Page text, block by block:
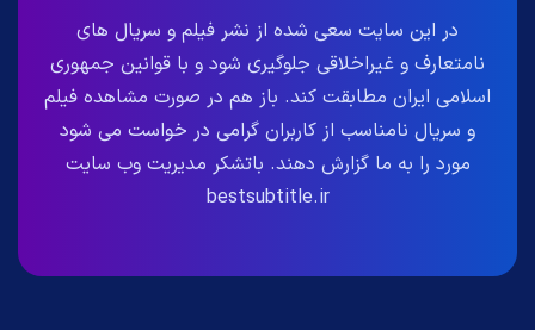
در این سایت سعی شده از نشر فیلم و سریال های
نامتعارف و غیراخلاقی جلوگیری شود و با قوانین جمهوری
اسلامی ایران مطابقت کند. باز هم در صورت مشاهده فیلم
و سریال نامناسب از کاربران گرامی در خواست می شود
مورد را به ما گزارش دهند. باتشکر مدیریت وب سایت
bestsubtitle.ir